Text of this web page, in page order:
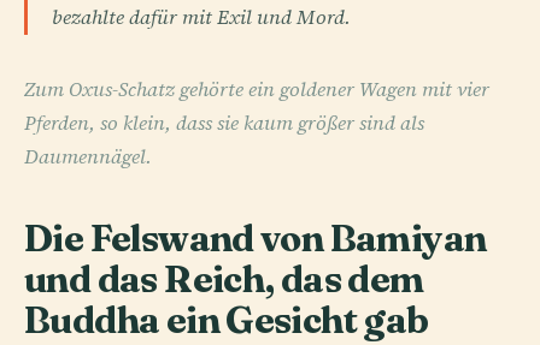
bezahlte dafür mit Exil und Mord.
Zum Oxus-Schatz gehörte ein goldener Wagen mit vier
Pferden, so klein, dass sie kaum größer sind als
Daumennägel.
Die Felswand von Bamiyan
und das Reich, das dem
Buddha ein Gesicht gab